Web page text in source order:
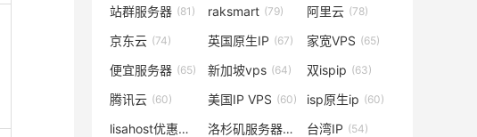
站群服务器 (81) raksmart (79) 阿里云 (78)
京东云 (74) 英国原生IP (67) 家宽VPS (65)
便宜服务器 (65) 新加坡vps (64) 双ispip (63)
腾讯云 (60) 美国IP VPS (60) isp原生ip (60)
lisahost优惠码 (59) 洛杉矶服务器(57) 台湾IP (54)